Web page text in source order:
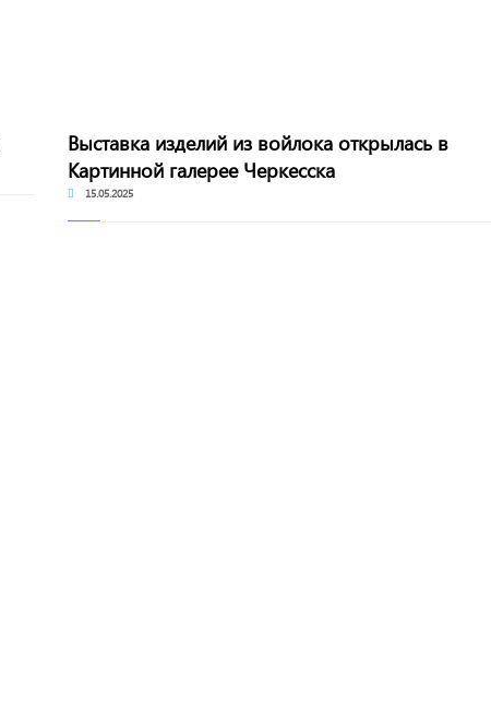
Выставка изделий из войлока открылась в
Картинной галерее Черкесска
15.05.2025